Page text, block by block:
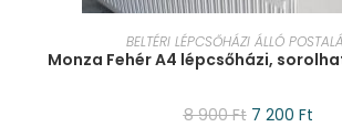
KOSÁRBA TESZEM
BELTÉRI LÉPCSŐHÁZI ÁLLÓ
Monza Fehér A4 lépcsőházi,
8 900Ft 7 200 Ft